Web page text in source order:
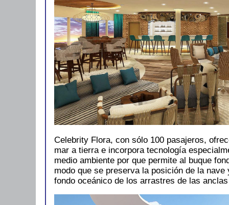
Celebrity Flora, con sólo 100 pasajeros,
mar a tierra e incorpora tecnología
medio ambiente por que permite al buque
modo que se preserva la posición de la nave
fondo oceánico de los arrastres de las